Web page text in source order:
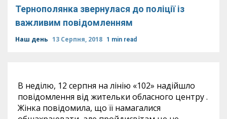
Тернополянка звернулася до поліції із
важливим повідомленням
Наш день 13 Серпня, 2018 1 min read
В неділю, 12 серпня на лінію «102» надійшло
повідомлення від жительки обласного центру .
Жінка повідомила, що її намагалися